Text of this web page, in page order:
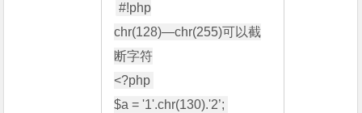
#!php
chr(128)—chr(255)可以截
断字符
<?php
$a = '1'.chr(130).'2’;